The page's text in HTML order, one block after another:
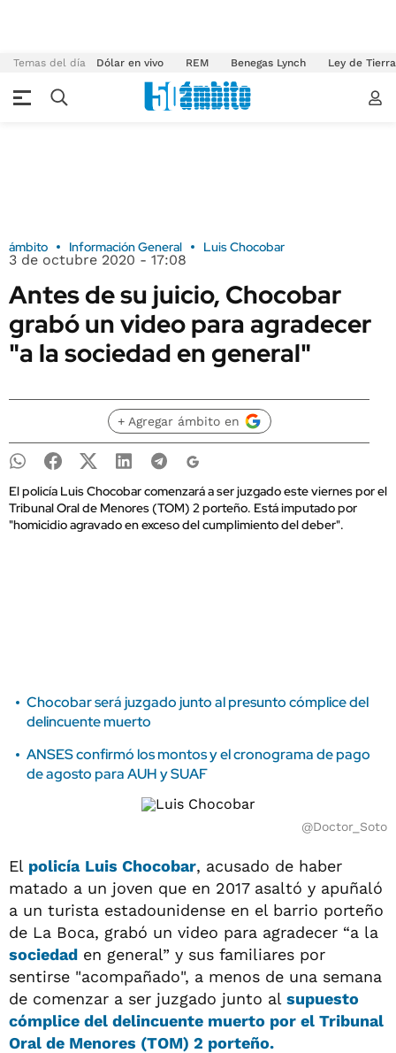
Temas del día Dólar en vivo REM Benegas Lynch Ley de
ámbito Información General Luis Chocobar
3 de octubre 2020 - 17:08
Antes de su juicio, Chocobar
grabó un video para agradecer
"a la sociedad en general"
+ Agregar ámbito en
El policía Luis Chocobar comenzará a ser juzgado este viernes por el
Tribunal Oral de Menores (TOM) 2 porteño. Está imputado por
"homicidio agravado en exceso del cumplimiento del deber".
Chocobar será juzgado junto al presunto cómplice del
delincuente muerto
ANSES confirmó los montos y el cronograma de pago
de agosto para AUH y SUAF
@Doctor_Soto
El policía Luis Chocobar, acusado de haber
matado a un joven que en 2017 asaltó y apuñaló
a un turista estadounidense en el barrio porteño
de La Boca, grabó un video para agradecer “a la
sociedad en general” y sus familiares por
sentirse "acompañado", a menos de una semana
de comenzar a ser juzgado junto al supuesto
cómplice del delincuente muerto por el Tribunal
Oral de Menores (TOM) 2 porteño.